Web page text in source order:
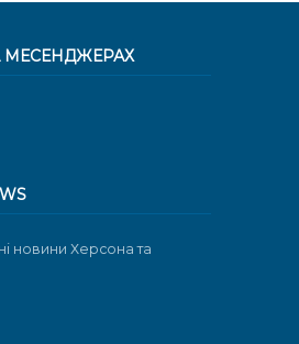
МЕСЕНДЖЕРАХ
новини Херсона та